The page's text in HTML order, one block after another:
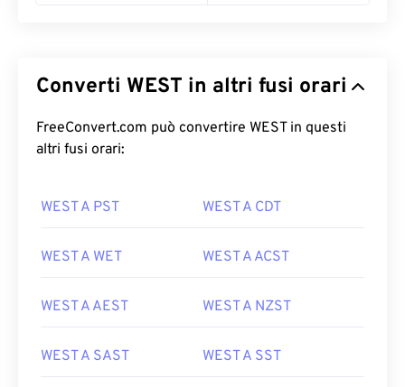
Converti WEST in altri fusi orari
FreeConvert.com può convertire WEST in questi
altri fusi orari:
WEST A PST WEST A CDT
WEST A WET WEST A ACST
WEST A AEST WEST A NZST
WEST A SAST WEST A SST